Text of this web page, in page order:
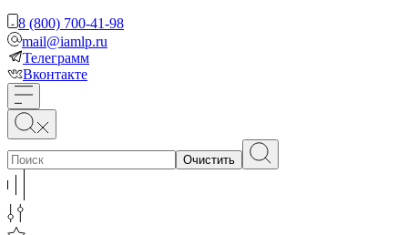
8 (800) 700-41-98
mail@iamlp.ru
Телеграмм
Вконтакте
Очистить